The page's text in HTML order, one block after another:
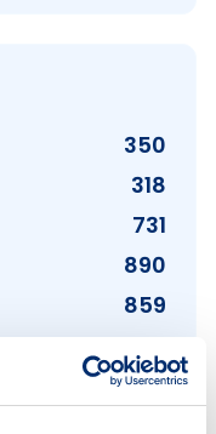
350
318
731
890
859